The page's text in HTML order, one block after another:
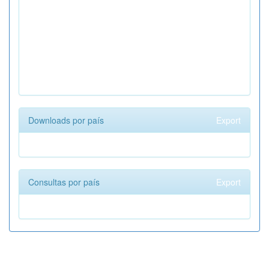
Downloads por país Export
Consultas por país Export